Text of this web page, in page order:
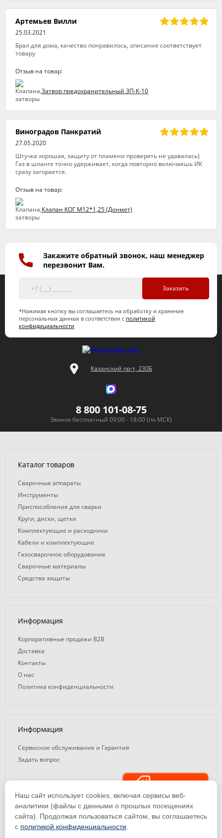
Артемьев Вилли
25.03.2021
Брал для дома, качество понравилось, описание соответствует
товару
Отзыв на товар:
Затвор предохранительный ЗП-К-10
Виноградов Панкратий
27.05.2020
Штучка хорошая, защиту от пламени проверять не удавалась)
Газ в шланге точно удерживает, когда повторно включаешь ИК
сразу загорается.
Отзыв на товар:
Клапан КОГ М12*1,25 (Донмет)
Закажите обратный звонок, наш менеджер
перезвонит Вам.
Заказать
*Нажимая кнопку вы соглашаетесь на обработку и хранение
персональных данных в соответствии с политикой
конфидициальности
Казанский пр-т, 230Б
8 800 101-08-75
Звонок бесплатный 09:00 - 18:00 (по МСК)
Каталог товаров
Сварочные аппараты
Инструменты
Приспособление для сварки
Круги, диски, щетки
Комплектующие и расходники
Кабели и комплектующие
Газосварочное оборудование
Сварочные материалы
Средства защиты
Информация
Корпоративные продажи B2B
Доставка
Контакты
О нас
Политика конфиденциальности
Информация
Сервисное обслуживание и Гарантия
Задать вопрос
© 2008 — 2026. ООО «ТК Вэлд Плюс»
Email: ideasvarki@wp116.ru
Тел.: 8 800 101-08-75 (с 10:00 до 19:00)
Наш сайт использует cookies, включая сервисы веб-
аналитики (файлы с данными о прошлых посещениях
сайта). Продолжая пользоваться сайтом, вы соглашаетесь
с политикой конфиденциальности